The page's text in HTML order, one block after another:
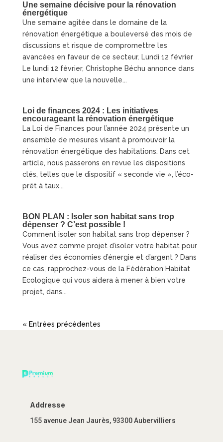
Une semaine décisive pour la rénovation
énergétique
Une semaine agitée dans le domaine de la
rénovation énergétique a bouleversé des mois de
discussions et risque de compromettre les
avancées en faveur de ce secteur. Lundi 12 février
Le lundi 12 février, Christophe Béchu annonce dans
une interview que la nouvelle...
Loi de finances 2024 : Les initiatives
encourageant la rénovation énergétique
La Loi de Finances pour l’année 2024 présente un
ensemble de mesures visant à promouvoir la
rénovation énergétique des habitations. Dans cet
article, nous passerons en revue les dispositions
clés, telles que le dispositif « seconde vie », l’éco-
prêt à taux...
BON PLAN : Isoler son habitat sans trop
dépenser ? C’est possible !
Comment isoler son habitat sans trop dépenser ?
Vous avez comme projet d’isoler votre habitat pour
réaliser des économies d’énergie et d’argent ? Dans
ce cas, rapprochez-vous de la Fédération Habitat
Ecologique qui vous aidera à mener à bien votre
projet, dans...
« Entrées précédentes
Addresse
155 avenue Jean Jaurès, 93300 Aubervilliers